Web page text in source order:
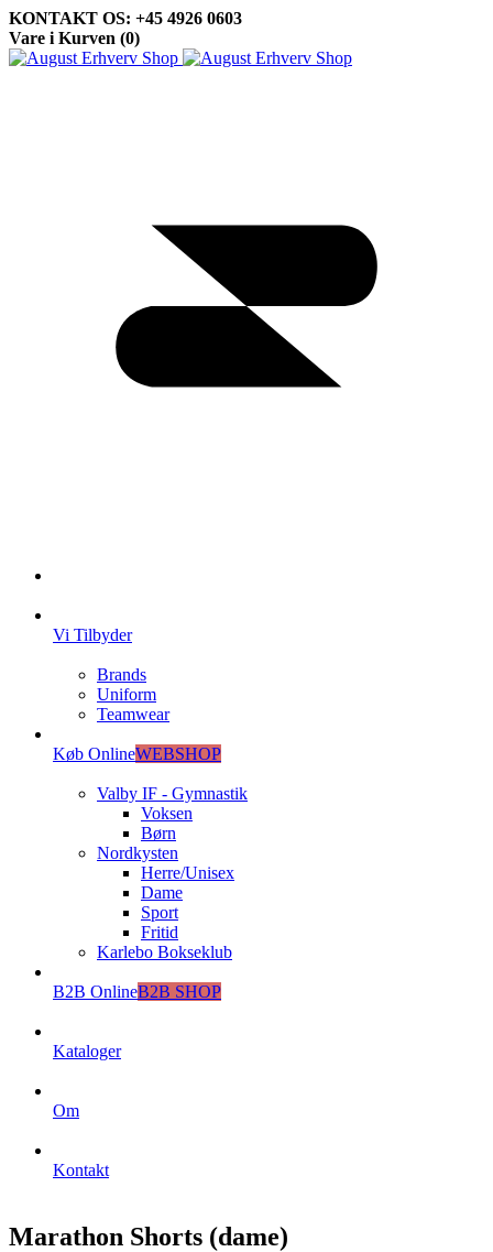
KONTAKT OS: +45 4926 0603
Vare i Kurven (0)
Vi Tilbyder
Brands
Uniform
Teamwear
Køb OnlineWEBSHOP
Valby IF - Gymnastik
Voksen
Børn
Nordkysten
Herre/Unisex
Dame
Sport
Fritid
Karlebo Bokseklub
B2B OnlineB2B SHOP
Kataloger
Om
Kontakt
Marathon Shorts (dame)